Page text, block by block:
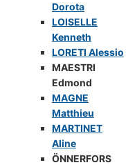
Dorota
LOISELLE
Kenneth
LORETI Alessio
MAESTRI
Edmond
MAGNE
Matthieu
MARTINET
Aline
ÖNNERFORS